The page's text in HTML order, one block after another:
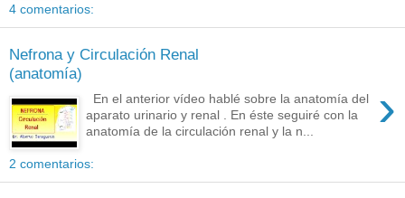
4 comentarios:
Nefrona y Circulación Renal
(anatomía)
›
En el anterior vídeo hablé sobre la anatomía del
aparato urinario y renal . En éste seguiré con la
anatomía de la circulación renal y la n...
2 comentarios: